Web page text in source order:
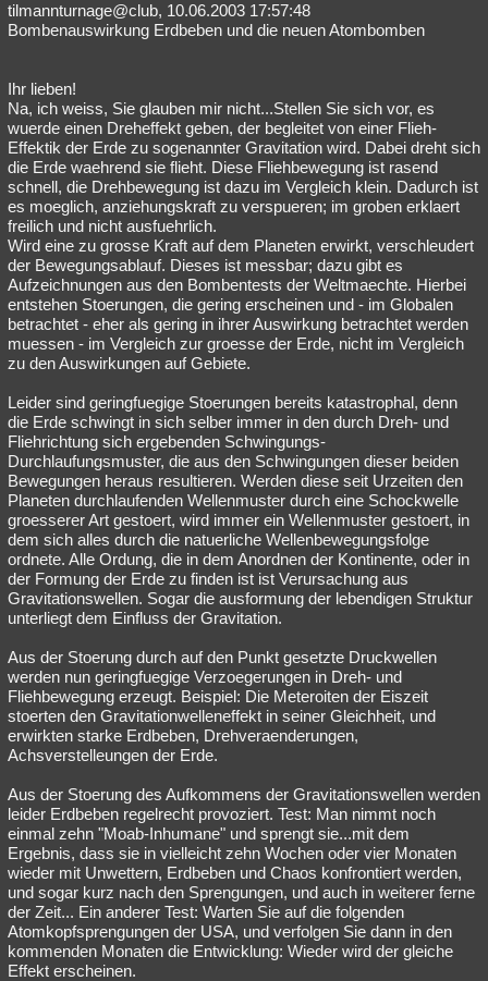
tilmannturnage@club, 10.06.2003 17:57:48
Bombenauswirkung Erdbeben und die neuen Atombomben
Ihr lieben!
Na, ich weiss, Sie glauben mir nicht...Stellen Sie sich vor, es
wuerde einen Dreheffekt geben, der begleitet von einer Flieh-
Effektik der Erde zu sogenannter Gravitation wird. Dabei dreht sich
die Erde waehrend sie flieht. Diese Fliehbewegung ist rasend
schnell, die Drehbewegung ist dazu im Vergleich klein. Dadurch ist
es moeglich, anziehungskraft zu verspueren; im groben erklaert
freilich und nicht ausfuehrlich.
Wird eine zu grosse Kraft auf dem Planeten erwirkt, verschleudert
der Bewegungsablauf. Dieses ist messbar; dazu gibt es
Aufzeichnungen aus den Bombentests der Weltmaechte. Hierbei
entstehen Stoerungen, die gering erscheinen und - im Globalen
betrachtet - eher als gering in ihrer Auswirkung betrachtet werden
muessen - im Vergleich zur groesse der Erde, nicht im Vergleich
zu den Auswirkungen auf Gebiete.
Leider sind geringfuegige Stoerungen bereits katastrophal, denn
die Erde schwingt in sich selber immer in den durch Dreh- und
Fliehrichtung sich ergebenden Schwingungs-
Durchlaufungsmuster, die aus den Schwingungen dieser beiden
Bewegungen heraus resultieren. Werden diese seit Urzeiten den
Planeten durchlaufenden Wellenmuster durch eine Schockwelle
groesserer Art gestoert, wird immer ein Wellenmuster gestoert, in
dem sich alles durch die natuerliche Wellenbewegungsfolge
ordnete. Alle Ordung, die in dem Anordnen der Kontinente, oder in
der Formung der Erde zu finden ist ist Verursachung aus
Gravitationswellen. Sogar die ausformung der lebendigen Struktur
unterliegt dem Einfluss der Gravitation.
Aus der Stoerung durch auf den Punkt gesetzte Druckwellen
werden nun geringfuegige Verzoegerungen in Dreh- und
Fliehbewegung erzeugt. Beispiel: Die Meteroiten der Eiszeit
stoerten den Gravitationwelleneffekt in seiner Gleichheit, und
erwirkten starke Erdbeben, Drehveraenderungen,
Achsverstelleungen der Erde.
Aus der Stoerung des Aufkommens der Gravitationswellen werden
leider Erdbeben regelrecht provoziert. Test: Man nimmt noch
einmal zehn "Moab-Inhumane" und sprengt sie...mit dem
Ergebnis, dass sie in vielleicht zehn Wochen oder vier Monaten
wieder mit Unwettern, Erdbeben und Chaos konfrontiert werden,
und sogar kurz nach den Sprengungen, und auch in weiterer ferne
der Zeit... Ein anderer Test: Warten Sie auf die folgenden
Atomkopfsprengungen der USA, und verfolgen Sie dann in den
kommenden Monaten die Entwicklung: Wieder wird der gleiche
Effekt erscheinen.